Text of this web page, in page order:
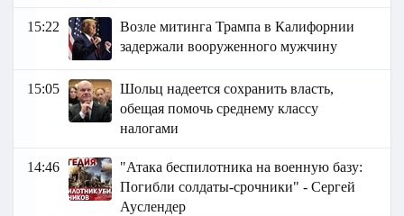
15:22
Возле митинга Трампа в Калифорнии
задержали вооруженного мужчину
15:05
Шольц надеется сохранить власть,
обещая помочь среднему классу
налогами
14:46
"Атака беспилотника на военную базу:
Погибли солдаты-срочники" - Сергей
Ауслендер